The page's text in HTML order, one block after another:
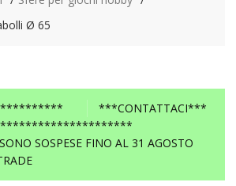
Ø 65
***CONTATTACI***
SOSPESE FINO AL 31 AGOSTO